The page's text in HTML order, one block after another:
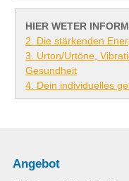
HIER WETER
2. Die stärkenden
3. Urton/Urtöne,
Gesundheit
4. Dein individuelles
Angebot